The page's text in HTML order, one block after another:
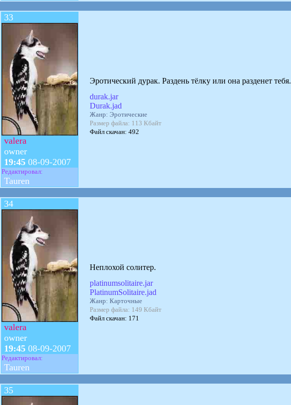
33
valera
owner
19:45 08-09-2007
Редактировал:
Tauren
Эротический дурак. Раздень тёлку или она разденет тебя.
durak.jar
Durak.jad
Жанр: Эротические
Размер файла: 113 Кбайт
Файл скачан: 492
34
valera
owner
19:45 08-09-2007
Редактировал:
Tauren
Неплохой солитер.
platinumsolitaire.jar
PlatinumSolitaire.jad
Жанр: Карточные
Размер файла: 149 Кбайт
Файл скачан: 171
35